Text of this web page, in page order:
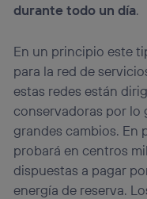
durante todo un día.
En un principio este
para la red de
estas redes están
conservadoras por lo
grandes cambios. En
probará en centros
dispuestas a pagar
energía de reserva.